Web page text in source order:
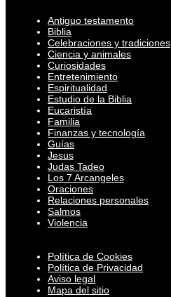
Antiguo testamento
Biblia
Celebraciones y tradiciones
Ciencia y animales
Curiosidades
Entretenimiento
Espiritualidad
Estudio de la Biblia
Eucaristía
Familia
Finanzas y tecnología
Guías
Jesus
Judas Tadeo
Los 7 Arcangeles
Oraciones
Relaciones personales
Salmos
Violencia
Política de Cookies
Política de Privacidad
Aviso legal
Mapa del sitio